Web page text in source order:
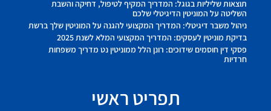
תוצאות שליליות בגוגל: המדריך המקיף לטיפול, דחיקה והשבת
השליטה על המוניטין הדיגיטלי שלכם
ניהול משבר דיגיטלי: המדריך המקצועי להגנה על המוניטין שלך ברשת
בדיקת מוניטין לעסקים: המדריך המקצועי המלא לשנת 2025
פסקי דין חוסמים שידוכים: רונן הלל ממוניטין נט מדריך משפחות
חרדיות
תפריט ראשי